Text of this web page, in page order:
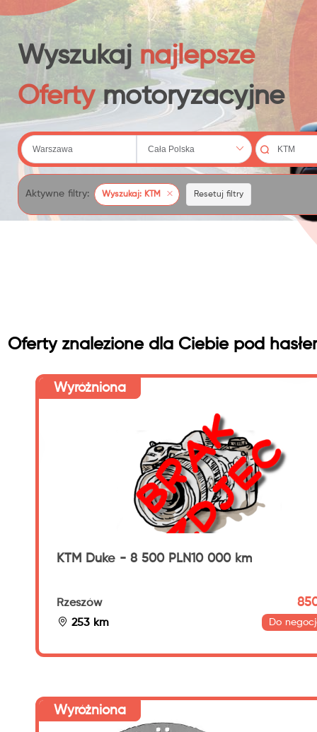
Wyszukaj najlepsze
Ofertymotoryzacyjne
Aktywne filtry: Wyszukaj: KTM Resetuj filtry
Oferty znalezione dla Ciebie pod
Wyróżniona
KTM Duke - 8 500 PLN10 000 km
Rzeszów
253 km
Do
Wyróżniona